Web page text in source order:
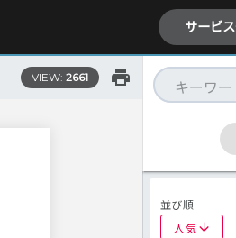
サービ
VIEW: 2661
並び順
人気